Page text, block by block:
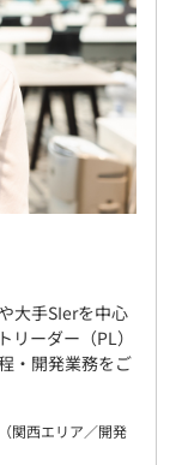
大手SIerを中心
ーダー（PL）
・開発業務をご
関西エリア／開発